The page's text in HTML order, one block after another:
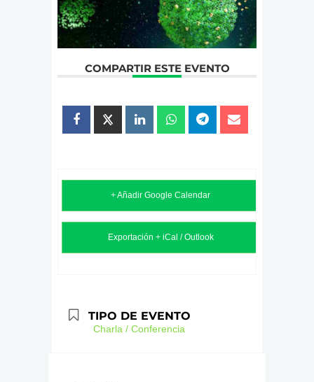
COMPARTIR ESTE EVENTO
+ Añadir Google Calendar
Exportación + iCal / Outlook
TIPO DE EVENTO
Charla / Conferencia